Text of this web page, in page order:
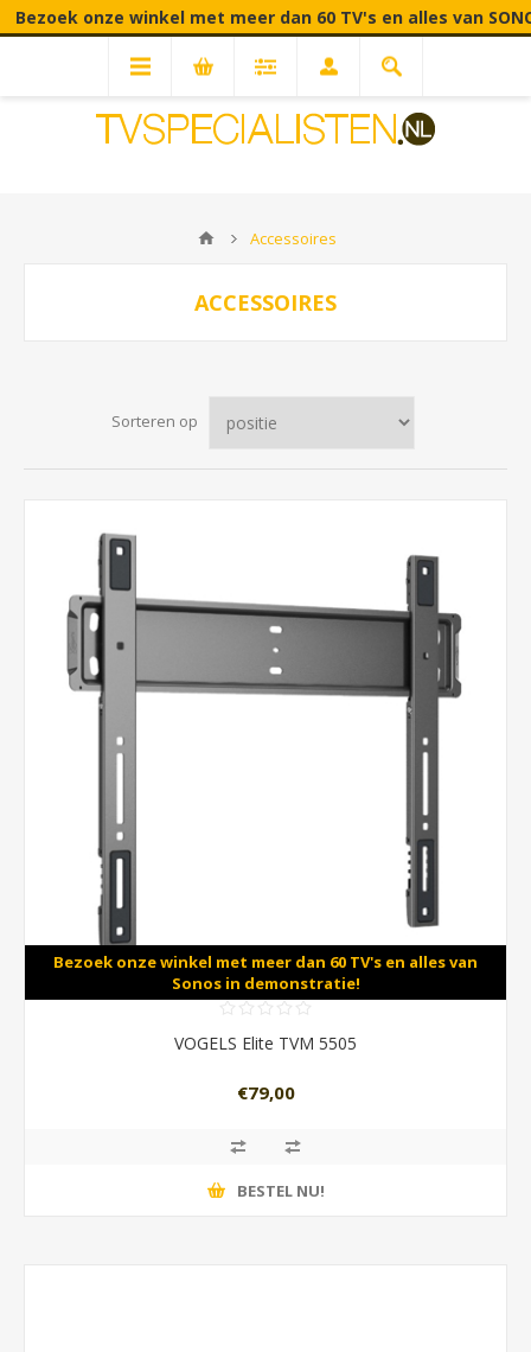
onze winkel met meer dan 60 TV's en alles van
Accessoires
ACCESSOIRES
Sorteren op
Bezoek onze winkel met meer dan 60 TV's en alles van
Sonos in demonstratie!
VOGELS Elite TVM 5505
€79,00
BESTEL NU!